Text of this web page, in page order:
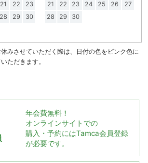
21 22
23
28 29
30
21
22 23 24 25 26
27
28
29 30
みさせていただく際は、日付の色をピンク色に
ただきます。
年会費無料！
オンラインサイトでの
購入・予約にはTamca会員登録
が必要です。